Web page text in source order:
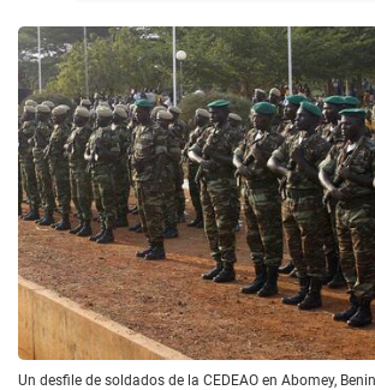
Un desfile de soldados de la CEDEAO en Abomey,